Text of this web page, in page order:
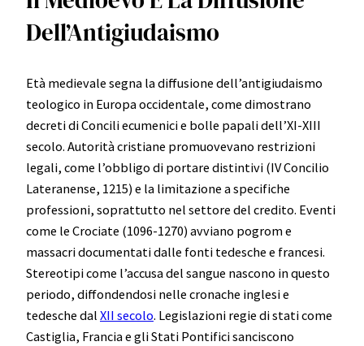
Dell’Antigiudaismo
Età medievale segna la diffusione dell’antigiudaismo
teologico in Europa occidentale, come dimostrano
decreti di Concili ecumenici e bolle papali dell’XI-XIII
secolo. Autorità cristiane promuovevano restrizioni
legali, come l’obbligo di portare distintivi (IV Concilio
Lateranense, 1215) e la limitazione a specifiche
professioni, soprattutto nel settore del credito. Eventi
come le Crociate (1096-1270) avviano pogrom e
massacri documentati dalle fonti tedesche e francesi.
Stereotipi come l’accusa del sangue nascono in questo
periodo, diffondendosi nelle cronache inglesi e
tedesche dal XII secolo. Legislazioni regie di stati come
Castiglia, Francia e gli Stati Pontifici sanciscono